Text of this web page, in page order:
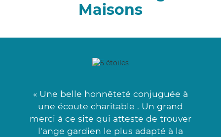
Maisons
« Une belle honnêteté conjuguée à
une écoute charitable . Un grand
merci à ce site qui atteste de trouver
l'ange gardien le plus adapté à la